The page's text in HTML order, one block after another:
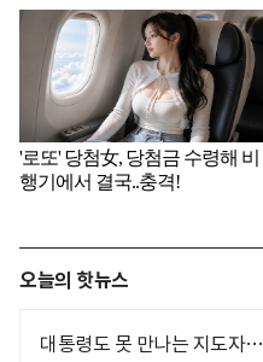
오늘의 핫뉴스
대통령도 못 만나는 지도자